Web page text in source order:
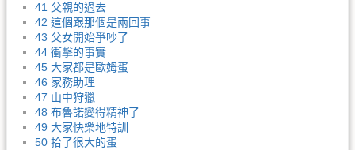
41 父親的過去
42 這個跟那個是兩回事
43 父女開始爭吵了
44 衝擊的事實
45 大家都是歐姆蛋
46 家務助理
47 山中狩獵
48 布魯諾變得精神了
49 大家快樂地特訓
50 拾了很大的蛋